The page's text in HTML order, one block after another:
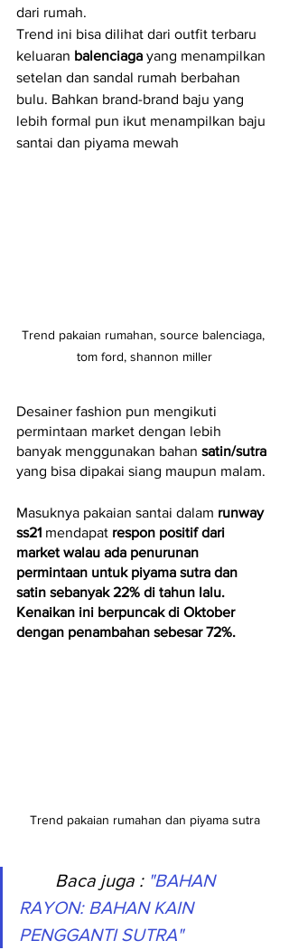
dari rumah.
Trend ini bisa dilihat dari outfit terbaru
keluaran balenciaga yang menampilkan
setelan dan sandal rumah berbahan
bulu. Bahkan brand-brand baju yang
lebih formal pun ikut menampilkan baju
santai dan piyama mewah
Trend pakaian rumahan, source balenciaga,
tom ford, shannon miller
Desainer fashion pun mengikuti
permintaan market dengan lebih
banyak menggunakan bahan satin/sutra
yang bisa dipakai siang maupun malam.
Masuknya pakaian santai dalam runway
ss21 mendapat respon positif dari
market walau ada penurunan
permintaan untuk piyama sutra dan
satin sebanyak 22% di tahun lalu.
Kenaikan ini berpuncak di Oktober
dengan penambahan sebesar 72%.
Trend pakaian rumahan dan piyama sutra
Baca juga : "BAHAN
RAYON: BAHAN KAIN
PENGGANTI SUTRA"